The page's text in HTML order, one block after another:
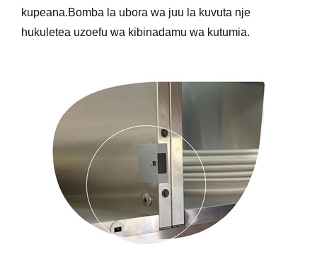
kupeana.Bomba la ubora wa juu la kuvuta nje
hukuletea uzoefu wa kibinadamu wa kutumia.